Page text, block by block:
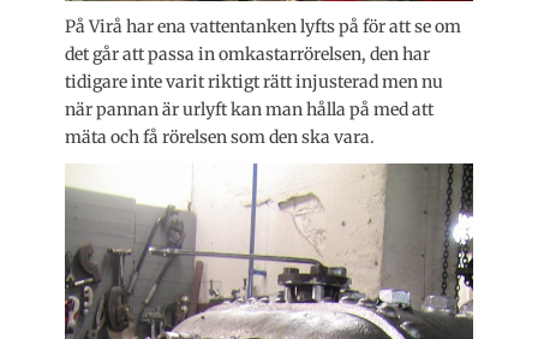
På Virå har ena vattentanken lyfts på för att se om
det går att passa in omkastarrörelsen, den har
tidigare inte varit riktigt rätt injusterad men nu
när pannan är urlyft kan man hålla på med att
mäta och få rörelsen som den ska vara.